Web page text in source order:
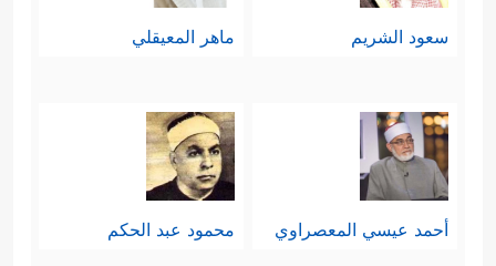
سعود الشريم ماهر المعيقلي
أحمد عيسي المعصراوي محمود عبد الحكم